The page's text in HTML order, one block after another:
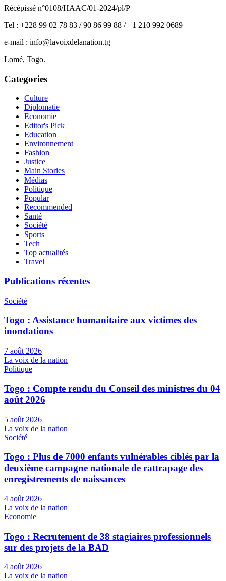
Récépissé n°0108/HAAC/01-2024/pl/P
Tel : +228 99 02 78 83 / 90 86 99 88 / +1 210 992 0689
e-mail : info@lavoixdelanation.tg
Lomé, Togo.
Categories
Culture
Diplomatie
Economie
Editor's Pick
Education
Environnement
Fashion
Justice
Main Stories
Médias
Politique
Popular
Recommended
Santé
Société
Sports
Tech
Top actualités
Travel
Publications récentes
Société
Togo : Assistance humanitaire aux victimes des
inondations
7 août 2026
La voix de la nation
Politique
Togo : Compte rendu du Conseil des ministres du 04
août 2026
5 août 2026
La voix de la nation
Société
Togo : Plus de 7000 enfants vulnérables ciblés par la
deuxième campagne nationale de rattrapage des
enregistrements de naissances
4 août 2026
La voix de la nation
Economie
Togo : Recrutement de 38 stagiaires professionnels
sur des projets de la BAD
4 août 2026
La voix de la nation